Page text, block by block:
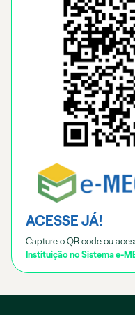
ACESSE JÁ!
Capture o QR code ou
Instituição no Sistema e-